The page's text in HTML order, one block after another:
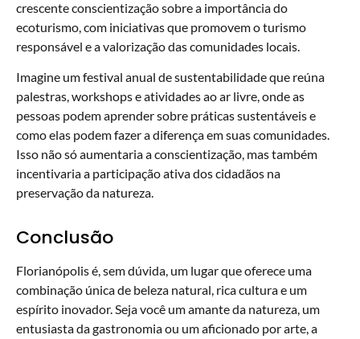
crescente conscientização sobre a importância do
ecoturismo, com iniciativas que promovem o turismo
responsável e a valorização das comunidades locais.
Imagine um festival anual de sustentabilidade que reúna
palestras, workshops e atividades ao ar livre, onde as
pessoas podem aprender sobre práticas sustentáveis e
como elas podem fazer a diferença em suas comunidades.
Isso não só aumentaria a conscientização, mas também
incentivaria a participação ativa dos cidadãos na
preservação da natureza.
Conclusão
Florianópolis é, sem dúvida, um lugar que oferece uma
combinação única de beleza natural, rica cultura e um
espírito inovador. Seja você um amante da natureza, um
entusiasta da gastronomia ou um aficionado por arte, a